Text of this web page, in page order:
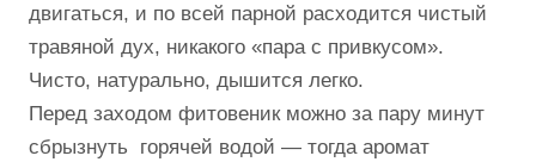
двигаться, и по всей парной расходится чистый
травяной дух, никакого «пара с привкусом».
Чисто, натурально, дышится легко.
Перед заходом фитовеник можно за пару минут
сбрызнуть горячей водой — тогда аромат